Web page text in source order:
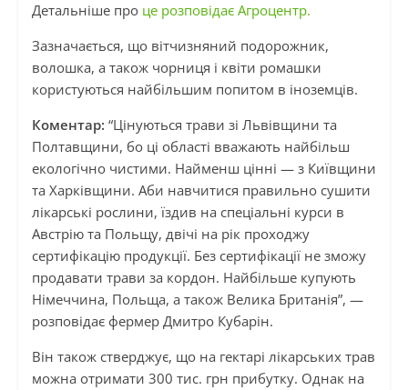
Детальніше про це розповідає Агроцентр.
Зазначається, що вітчизняний подорожник,
волошка, а також чорниця і квіти ромашки
користуються найбільшим попитом в іноземців.
Коментар: “Цінуються трави зі Львівщини та
Полтавщини, бо ці області вважають найбільш
екологічно чистими. Найменш цінні — з Київщини
та Харківщини. Аби навчитися правильно сушити
лікарські рослини, їздив на спеціальні курси в
Австрію та Польщу, двічі на рік проходжу
сертифікацію продукції. Без сертифікації не зможу
продавати трави за кордон. Найбільше купують
Німеччина, Польща, а також Велика Британія”, —
розповідає фермер Дмитро Кубарін.
Він також стверджує, що на гектарі лікарських трав
можна отримати 300 тис. грн прибутку. Однак на